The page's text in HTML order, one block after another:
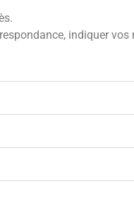
indiquer vos